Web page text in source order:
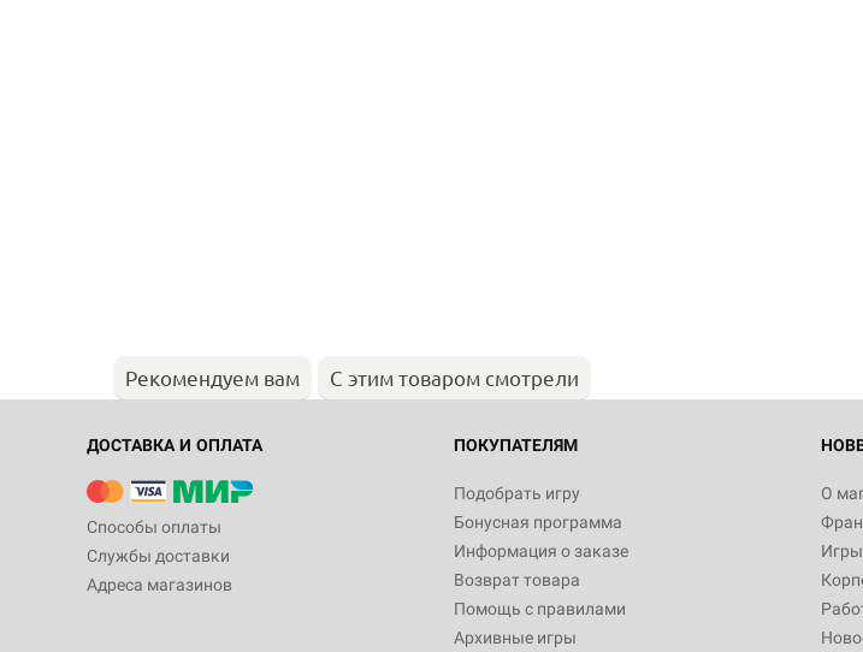
Рекомендуем вам С этим товаром смотрели
ДОСТАВКА И ОПЛАТА
Способы оплаты
Службы доставки
Адреса магазинов
ПОКУПАТЕЛЯМ
Подобрать игру
Бонусная программа
Информация о заказе
Возврат товара
Помощь с правилами
Архивные игры
О